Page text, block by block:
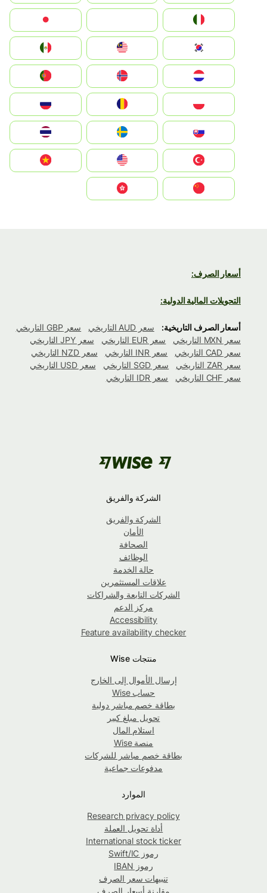
South Korea
Nederland
Portugal
România
Slovensko
United States
Vietnam
أسعار الصرف:
التحويلات المالية الدولية:
أسعار الصرف التاريخية: سعر AUD التاريخي
سعر GBP التاريخي
سعر MXN التاريخي
سعر EUR التاريخي
سعر JPY التاريخي
سعر CAD التاريخي
سعر INR التاريخي
سعر NZD التاريخي
سعر ZAR التاريخي
سعر SGD التاريخي
سعر USD التاريخي
سعر CHF التاريخي
سعر IDR التاريخي
الشركة والفريق
الشركة والفريق
الأمان
الصحافة
الوظائف
حالة الخدمة
علاقات المستثمرين
الشركات التابعة والشراكات
مركز الدعم
Accessibility
Feature availability checker
منتجات Wise
إرسال الأموال إلى الخارج
حساب Wise
بطاقة خصم مباشر دولية
تحويل مبلغ كبير
استلام المال
منصة Wise
بطاقة خصم مباشر للشركات
مدفوعات جماعية
الموارد
Research privacy policy
أداة تحويل العملة
International stock ticker
رموز Swift/IC
رموز IBAN
تنبيهات سعر الصرف
مقارنة أسعار الصرف